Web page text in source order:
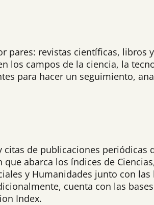
pares: revistas científicas, libros
los campos de la ciencia, la
para hacer un seguimiento,
de publicaciones periódicas
abarca los índices de
y Humanidades junto con
cuenta con las
Index.